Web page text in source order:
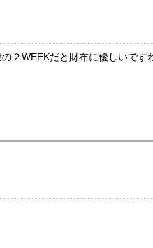
２WEEKだと財布に優しいです